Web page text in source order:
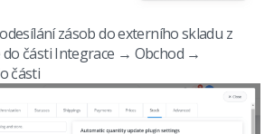
zásob do externího skladu z
do části Integrace → Obchod →
části